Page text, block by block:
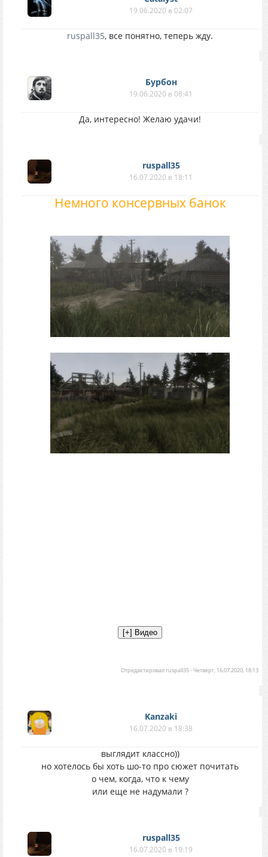
19.06.2020 в 02:07
ruspall35, все понятно, теперь жду.
Бурбон
19.06.2020 в 08:41
Да, интересно! Желаю удачи!
ruspall35
16.07.2020 в 18:11
Немного консервных банок
Отредактировал ruspall35-Четверг, 16.07.2020, 18:13
Kanzaki
16.07.2020 в 18:38
выглядит классно))
но хотелось бы хоть шо-то про сюжет почитать
о чем, когда, что к чему
или еще не надумали ?
ruspall35
16.07.2020 в 19:19